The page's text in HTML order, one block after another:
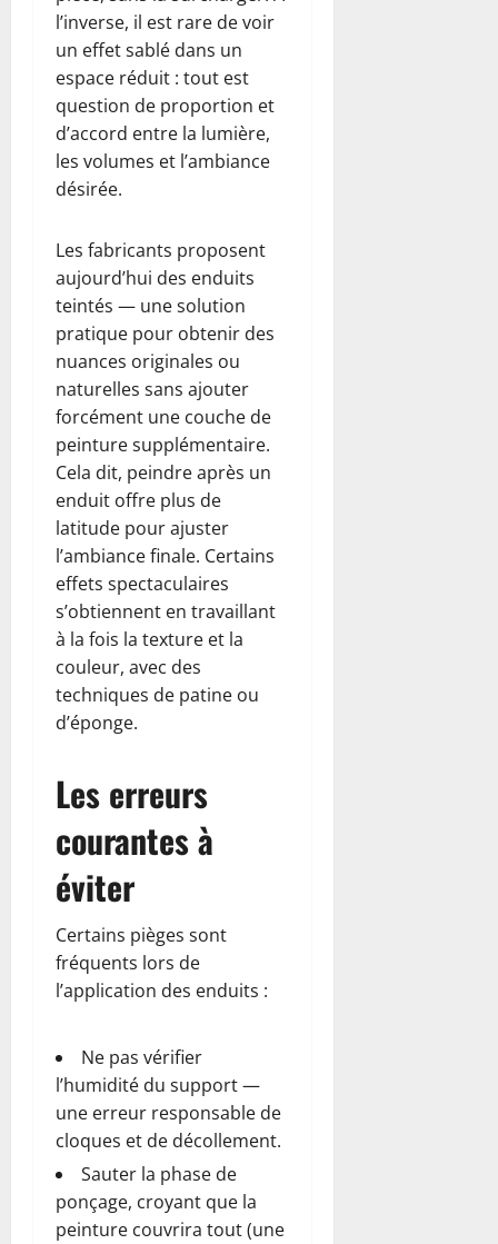
l’inverse, il est rare de voir
un effet sablé dans un
espace réduit : tout est
question de proportion et
d’accord entre la lumière,
les volumes et l’ambiance
désirée.
Les fabricants proposent
aujourd’hui des enduits
teintés — une solution
pratique pour obtenir des
nuances originales ou
naturelles sans ajouter
forcément une couche de
peinture supplémentaire.
Cela dit, peindre après un
enduit offre plus de
latitude pour ajuster
l’ambiance finale. Certains
effets spectaculaires
s’obtiennent en travaillant
à la fois la texture et la
couleur, avec des
techniques de patine ou
d’éponge.
Les erreurs
courantes à
éviter
Certains pièges sont
fréquents lors de
l’application des enduits :
Ne pas vérifier
l’humidité du support —
une erreur responsable de
cloques et de décollement.
Sauter la phase de
ponçage, croyant que la
peinture couvrira tout (une